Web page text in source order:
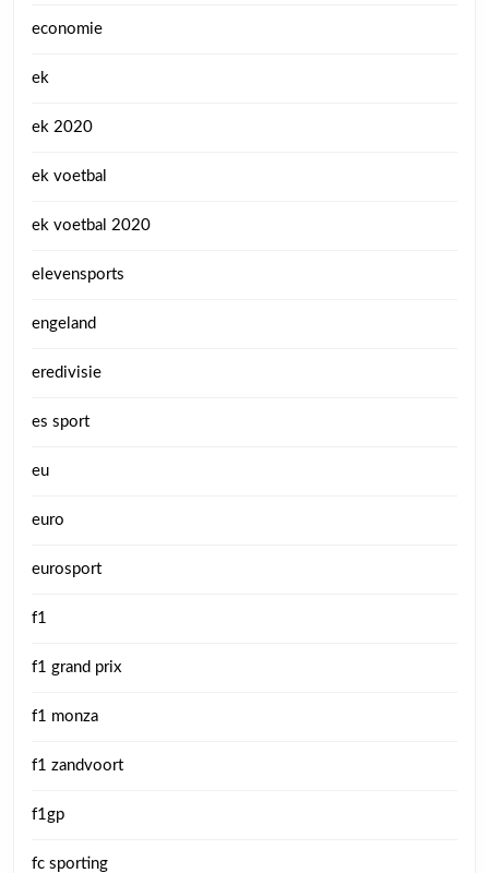
economie
ek
ek 2020
ek voetbal
ek voetbal 2020
elevensports
engeland
eredivisie
es sport
eu
euro
eurosport
f1
f1 grand prix
f1 monza
f1 zandvoort
f1gp
fc sporting